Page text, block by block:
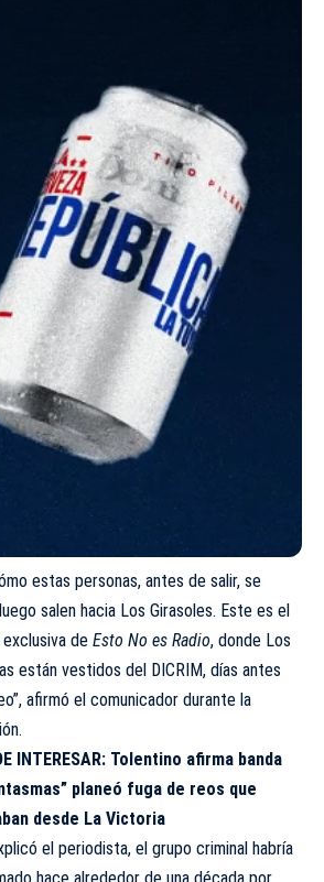
estas personas, antes de salir, se
salen hacia Los Girasoles. Este es el
de Esto No es Radio, donde Los
están vestidos del DICRIM, días antes
afirmó el comunicador durante la
INTERESAR: Tolentino afirma banda
planeó fuga de reos que
desde La Victoria
el periodista, el grupo criminal habría
hace alrededor de una década por